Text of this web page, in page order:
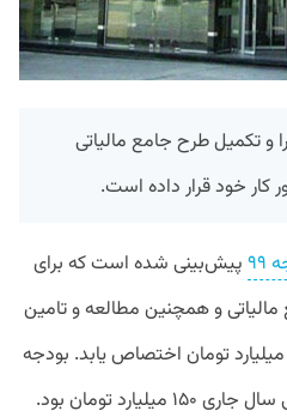
و تکمیل طرح جامع مالیاتی
کار خود قرار داده است.
پیش‌بینی شده است که برای
مالیاتی و همچنین مطالعه و تامین
بودجه
تخصیص یافته به این بخش طی سال جاری ۱۵۰ میلیارد تومان بود.